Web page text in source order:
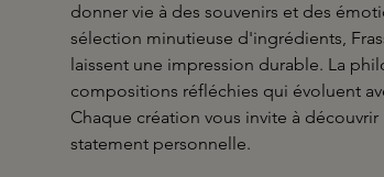
donner vie à des souvenirs et des
sélection minutieuse d'ingrédients,
laissent une impression durable. La
compositions réfléchies qui évoluent
Chaque création vous invite à
statement personnelle.